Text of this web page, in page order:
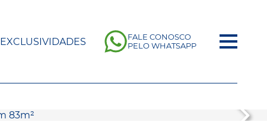
EXCLUSIVIDADES
FALE CONOSCO
PELO WHATSAPP